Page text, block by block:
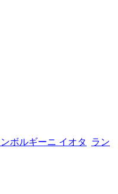
ボルギーニ イオタ
ラン